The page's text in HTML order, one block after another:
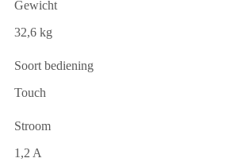
Gewicht
32,6 kg
Soort bediening
Touch
Stroom
1,2 A